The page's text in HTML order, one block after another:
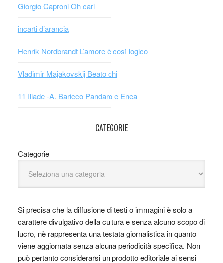
Giorgio Caproni Oh cari
incarti d’arancia
Henrik Nordbrandt L’amore è così logico
Vladimir Majakovskij Beato chi
11 Iliade -A. Baricco Pandaro e Enea
CATEGORIE
Categorie
Si precisa che la diffusione di testi o immagini è solo a
carattere divulgativo della cultura e senza alcuno scopo di
lucro, nè rappresenta una testata giornalistica in quanto
viene aggiornata senza alcuna periodicità specifica. Non
può pertanto considerarsi un prodotto editoriale ai sensi